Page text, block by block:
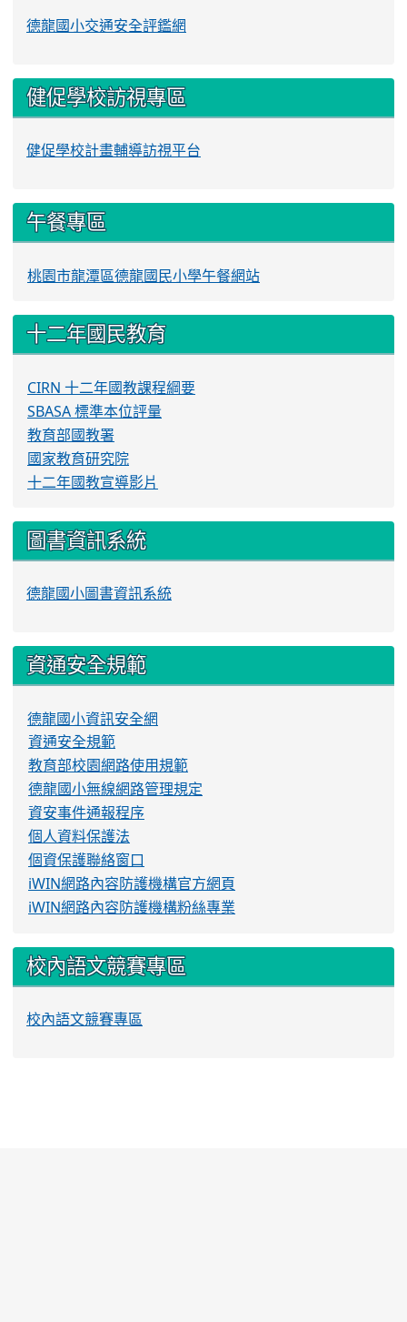
德龍國小交通安全評鑑網
健促學校訪視專區
健促學校計畫輔導訪視平台
午餐專區
桃園市龍潭區德龍國民小學午餐網站
十二年國民教育
CIRN 十二年國教課程綱要
SBASA 標準本位評量
教育部國教署
國家教育研究院
十二年國教宣導影片
圖書資訊系統
德龍國小圖書資訊系統
資通安全規範
德龍國小資訊安全網
資通安全規範
教育部校園網路使用規範
德龍國小無線網路管理規定
資安事件通報程序
個人資料保護法
個資保護聯絡窗口
iWIN網路內容防護機構官方網頁
iWIN網路內容防護機構粉絲專業
校內語文競賽專區
校內語文競賽專區